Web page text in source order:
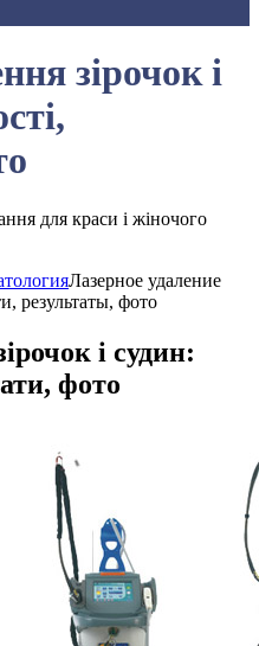
зірочок і
для краси і жіночого
Лазерное удаление
результаты, фото
і судин:
фото